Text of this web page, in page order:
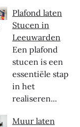
Plafond laten
Stucen in
Leeuwarden
Een plafond
stucen is een
essentiële stap
in het
realiseren...
Muur laten